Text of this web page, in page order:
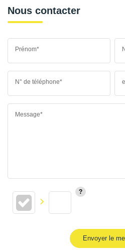
Nous contacter
Prénom*
N° de téléphone*
Message*
Envoyer le